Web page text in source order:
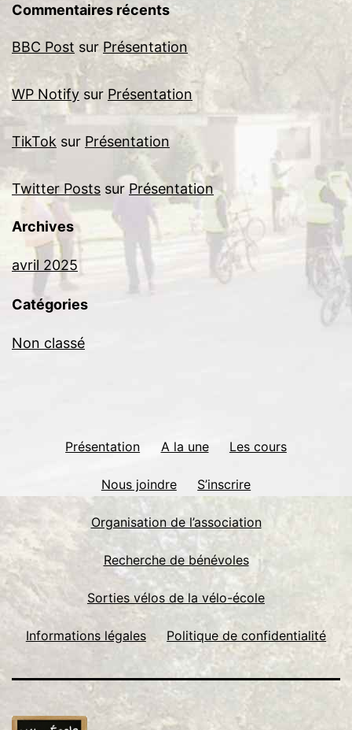
Commentaires récents
BBC Post sur Présentation
WP Notify sur Présentation
TikTok sur Présentation
Twitter Posts sur Présentation
Archives
avril 2025
Catégories
Non classé
Présentation A la une Les cours
Nous joindre S’inscrire
Organisation de l’association
Recherche de bénévoles
Sorties vélos de la vélo-école
Informations légales Politique de confidentialité